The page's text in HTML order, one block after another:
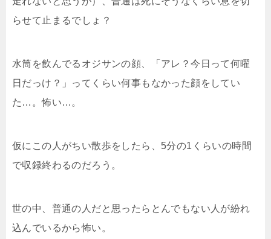
らせて止まるでしょ？
水筒を飲んでるオジサンの顔、「アレ？今日って何曜
日だっけ？」ってくらい何事もなかった顔をしてい
た…。怖い…。
仮にこの人がちい散歩をしたら、5分の1くらいの時間
で収録終わるのだろう。
世の中、普通の人だと思ったらとんでもない人が紛れ
込んでいるから怖い。